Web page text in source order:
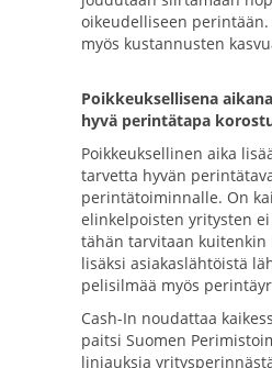
oikeudelliseen
myös kustannusten
Poikkeuksellisena
hyvä perintätapa
Poikkeuksellinen aika
tarvetta hyvän
perintätoiminnalle. On
elinkelpoisten yritysten
tähän tarvitaan kuitenkin
lisäksi asiakaslähtöistä
pelisilmää myös
Cash-In noudattaa
paitsi Suomen
linjauksia